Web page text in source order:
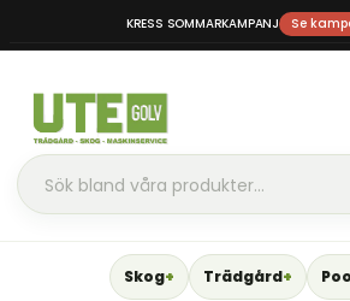
KRESS SOMMARKAMPANJ Se
Skog Trädgård